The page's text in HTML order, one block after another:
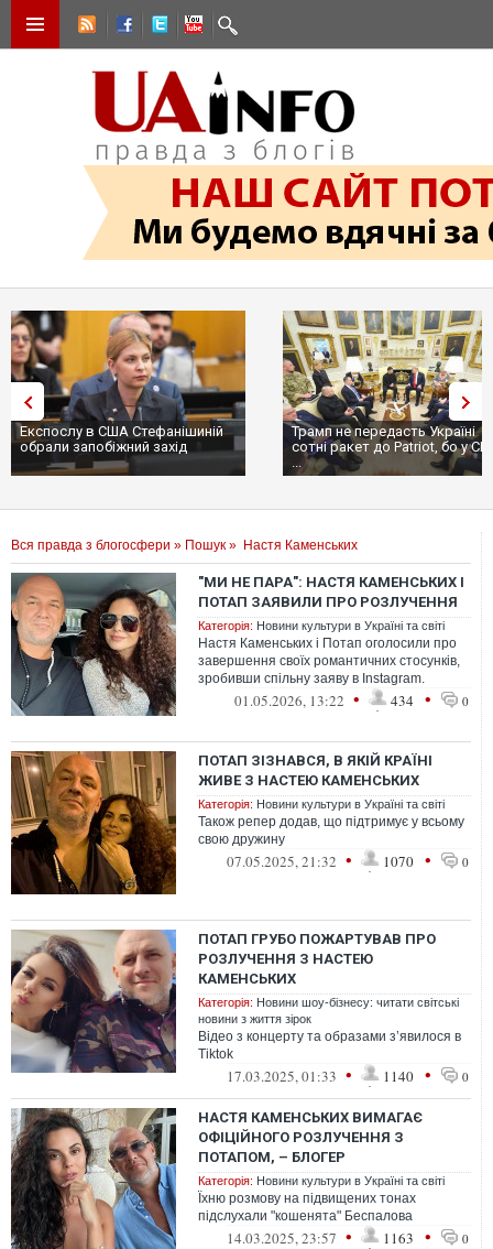
Експослу в США Стефанішиній
обрали запобіжний захід
Трамп не передасть Україні
сотні ракет до Patriot, бо у
...
Вся правда з блогосфери » Пошук » Настя Каменських
"МИ НЕ ПАРА": НАСТЯ КАМЕНСЬКИХ І
ПОТАП ЗАЯВИЛИ ПРО РОЗЛУЧЕННЯ
Категорія: Новини культури в Україні та світі
Настя Каменських і Потап оголосили про
завершення своїх романтичних стосунків,
зробивши спільну заяву в Instagram.
01.05.2026, 13:22 • 434 • 0
ПОТАП ЗІЗНАВСЯ, В ЯКІЙ КРАЇНІ
ЖИВЕ З НАСТЕЮ КАМЕНСЬКИХ
Категорія: Новини культури в Україні та світі
Також репер додав, що підтримує у всьому
свою дружину
07.05.2025, 21:32 • 1070 • 0
ПОТАП ГРУБО ПОЖАРТУВАВ ПРО
РОЗЛУЧЕННЯ З НАСТЕЮ
КАМЕНСЬКИХ
Категорія: Новини шоу-бізнесу: читати світські
новини з життя зірок
Відео з концерту та образами з’явилося в
Tiktok
17.03.2025, 01:33 • 1140 • 0
НАСТЯ КАМЕНСЬКИХ ВИМАГАЄ
ОФІЦІЙНОГО РОЗЛУЧЕННЯ З
ПОТАПОМ, – БЛОГЕР
Категорія: Новини культури в Україні та світі
Їхню розмову на підвищених тонах
підслухали "кошенята" Беспалова
14.03.2025, 23:57 • 1163 • 0